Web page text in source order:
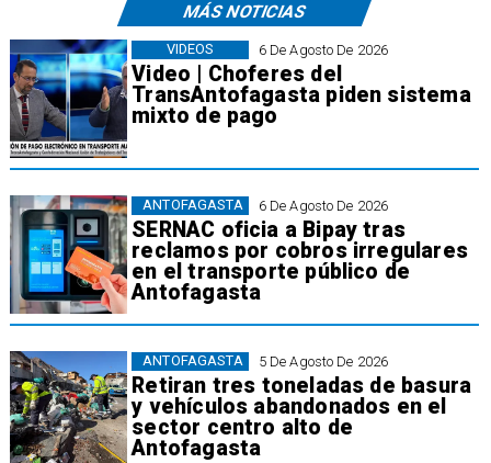
MÁS NOTICIAS
6 De Agosto De 2026
Video | Choferes del
TransAntofagasta piden sistema
mixto de pago
VIDEOS
6 De Agosto De 2026
SERNAC oficia a Bipay tras
reclamos por cobros irregulares
en el transporte público de
Antofagasta
ANTOFAGASTA
5 De Agosto De 2026
Retiran tres toneladas de basura
y vehículos abandonados en el
sector centro alto de
Antofagasta
ANTOFAGASTA